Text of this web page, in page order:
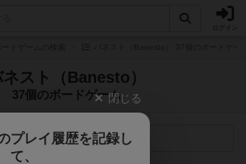
スト（Banesto）
37個のボードゲーム
検索メニュー
閉じる
プレイ履歴を記録し
て、